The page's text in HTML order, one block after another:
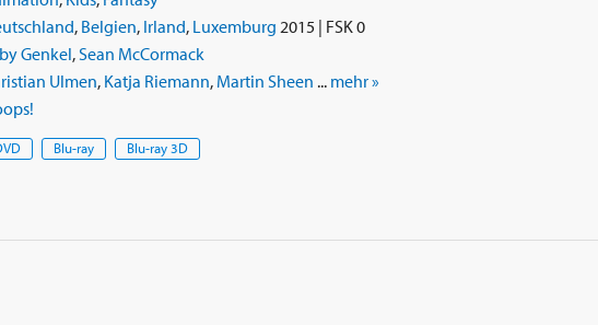
, Belgien, Irland, Luxemburg 2015 | FSK 0
Genkel, Sean McCormack
Ulmen, Katja Riemann, Martin Sheen ... mehr »
Blu-ray Blu-ray 3D